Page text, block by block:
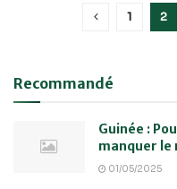
1 2
Recommandé
Guinée :
manquer le
01/05/2025